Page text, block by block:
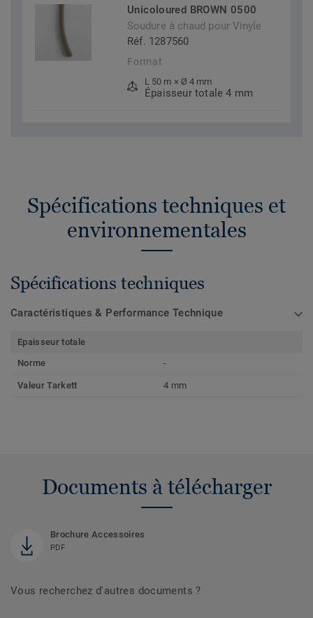
Unicoloured BROWN 0500
Soudure à chaud pour Vinyle
Réf. 1287560
Format
L 50 m × Ø 4 mm
Épaisseur totale 4 mm
Spécifications techniques et
environnementales
Spécifications techniques
Caractéristiques & Performance Technique
Epaisseur totale
Norme
-
Valeur Tarkett 4 mm
Documents à télécharger
Brochure Accessoires
PDF
Vous recherchez d'autres documents ?